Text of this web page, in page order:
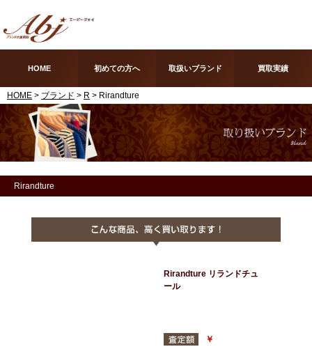
HOME 初めての方へ 取扱いブランド 買取実績
HOME > ブランド > R > Rirandture
Rirandture
Rirandture リランドチュ
ール
￥